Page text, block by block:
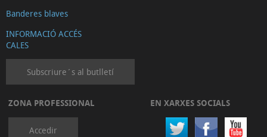
Banderes blaves
INFORMACIÓ ACCÉS
CALES
Subscriure´s al butlletí
ZONA PROFESSIONAL
Accedir
EN XARXES SOCIALS